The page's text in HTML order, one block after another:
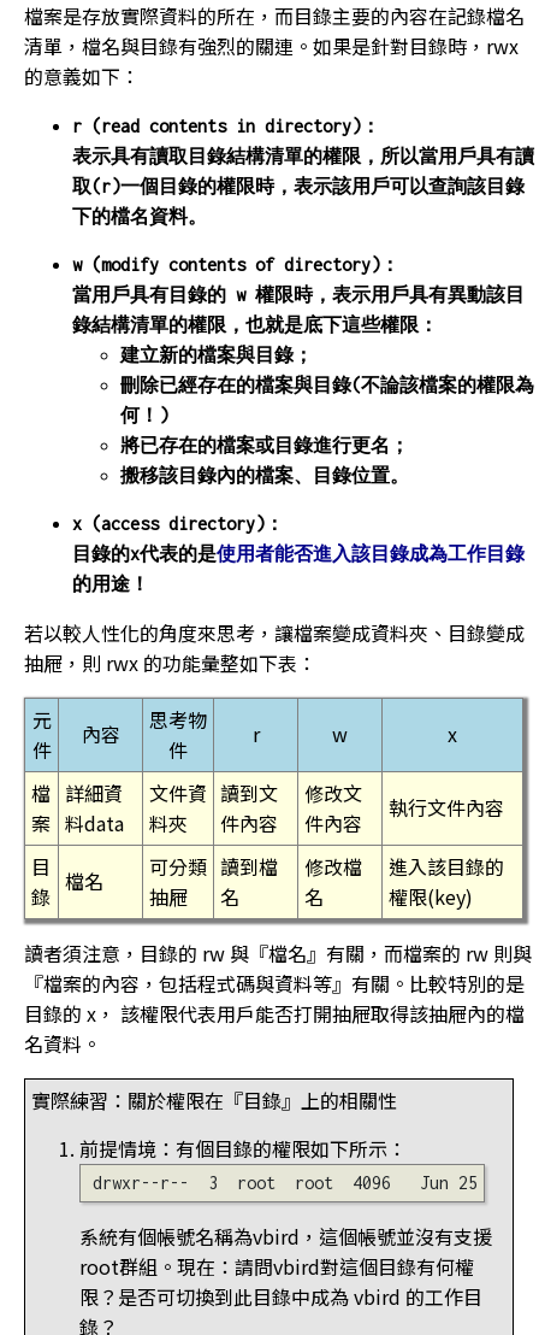
檔案是存放實際資料的所在，而目錄主要的內容在記錄檔名
清單，檔名與目錄有強烈的關連。如果是針對目錄時，rwx
的意義如下：
r (read contents in directory)：
表示具有讀取目錄結構清單的權限，所以當用戶具有讀
取(r)一個目錄的權限時，表示該用戶可以查詢該目錄
下的檔名資料。
w (modify contents of directory)：
當用戶具有目錄的 w 權限時，表示用戶具有異動該目
錄結構清單的權限，也就是底下這些權限：
建立新的檔案與目錄；
刪除已經存在的檔案與目錄(不論該檔案的權限為
何！)
將已存在的檔案或目錄進行更名；
搬移該目錄內的檔案、目錄位置。
x (access directory)：
目錄的x代表的是使用者能否進入該目錄成為工作目錄
的用途！
若以較人性化的角度來思考，讓檔案變成資料夾、目錄變成
抽屜，則 rwx 的功能彙整如下表：
元
件
內容
思考物
件
r w x
檔
案
詳細資
料data
文件資
料夾
讀到文
件內容
修改文
件內容
執行文件內容
目
錄
檔名
可分類
抽屜
讀到檔
名
修改檔
名
進入該目錄的
權限(key)
讀者須注意，目錄的 rw 與『檔名』有關，而檔案的 rw 則與
『檔案的內容，包括程式碼與資料等』有關。比較特別的是
目錄的 x， 該權限代表用戶能否打開抽屜取得該抽屜內的檔
名資料。
實際練習：關於權限在『目錄』上的相關性
前提情境：有個目錄的權限如下所示：
系統有個帳號名稱為vbird，這個帳號並沒有支援
root群組。現在：請問vbird對這個目錄有何權
限？是否可切換到此目錄中成為 vbird 的工作目
錄？